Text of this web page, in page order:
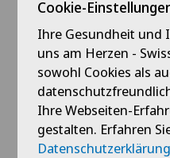
Neurologie
Cookie-
Ihre Gesundheit und
uns am Herzen -
sowohl Cookies als
Ihre Webseiten-
gestalten. Erfahren
Datenschutzerklärung